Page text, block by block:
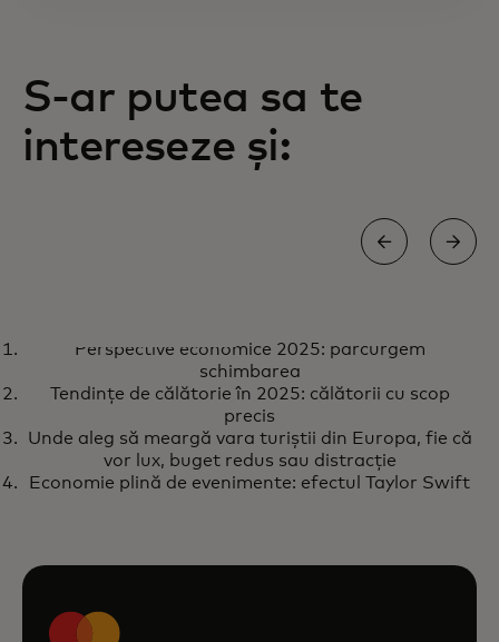
S-ar putea sa te
intereseze și:
Perspective economice 2025:
parcurgem schimbarea
opens in a new tab
Perspective economice 2025: parcurgem
schimbarea
Tendințe de călătorie în 2025: călătorii cu scop
precis
Unde aleg să meargă vara turiștii din Europa, fie că
vor lux, buget redus sau distracție
Economie plină de evenimente: efectul Taylor Swift